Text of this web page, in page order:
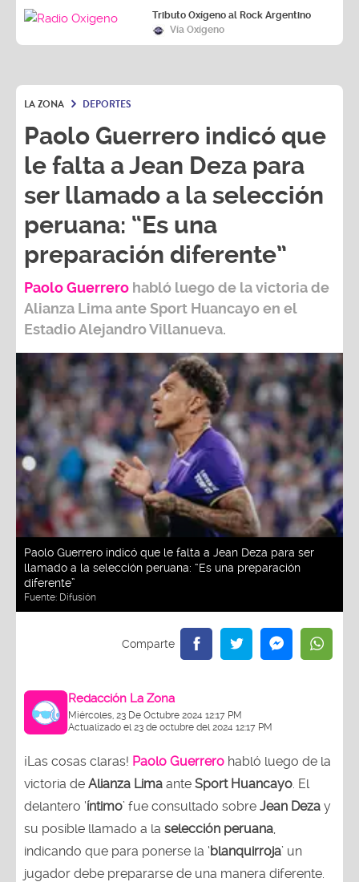
Tributo Oxígeno al Rock Argentino
Vía Oxígeno
LA ZONA DEPORTES
Paolo Guerrero indicó que
le falta a Jean Deza para
ser llamado a la selección
peruana: “Es una
preparación diferente”
Paolo Guerrero habló luego de la victoria de
Alianza Lima ante Sport Huancayo en el
Estadio Alejandro Villanueva.
Paolo Guerrero indicó que le falta a Jean Deza para ser
llamado a la selección peruana: “Es una preparación
diferente”
Fuente: Difusión
Redacción La Zona
Miércoles, 23 De Octubre 2024 12:17 PM
Actualizado el 23 de octubre del 2024 12:17 PM
¡Las cosas claras! Paolo Guerrero habló luego de la
victoria de Alianza Lima ante Sport Huancayo . El
delantero ‘íntimo’ fue consultado sobre Jean Deza y
su posible llamado a la selección peruana
indicando que para ponerse la ‘blanquirroja’ un
jugador debe prepararse de una manera diferente.